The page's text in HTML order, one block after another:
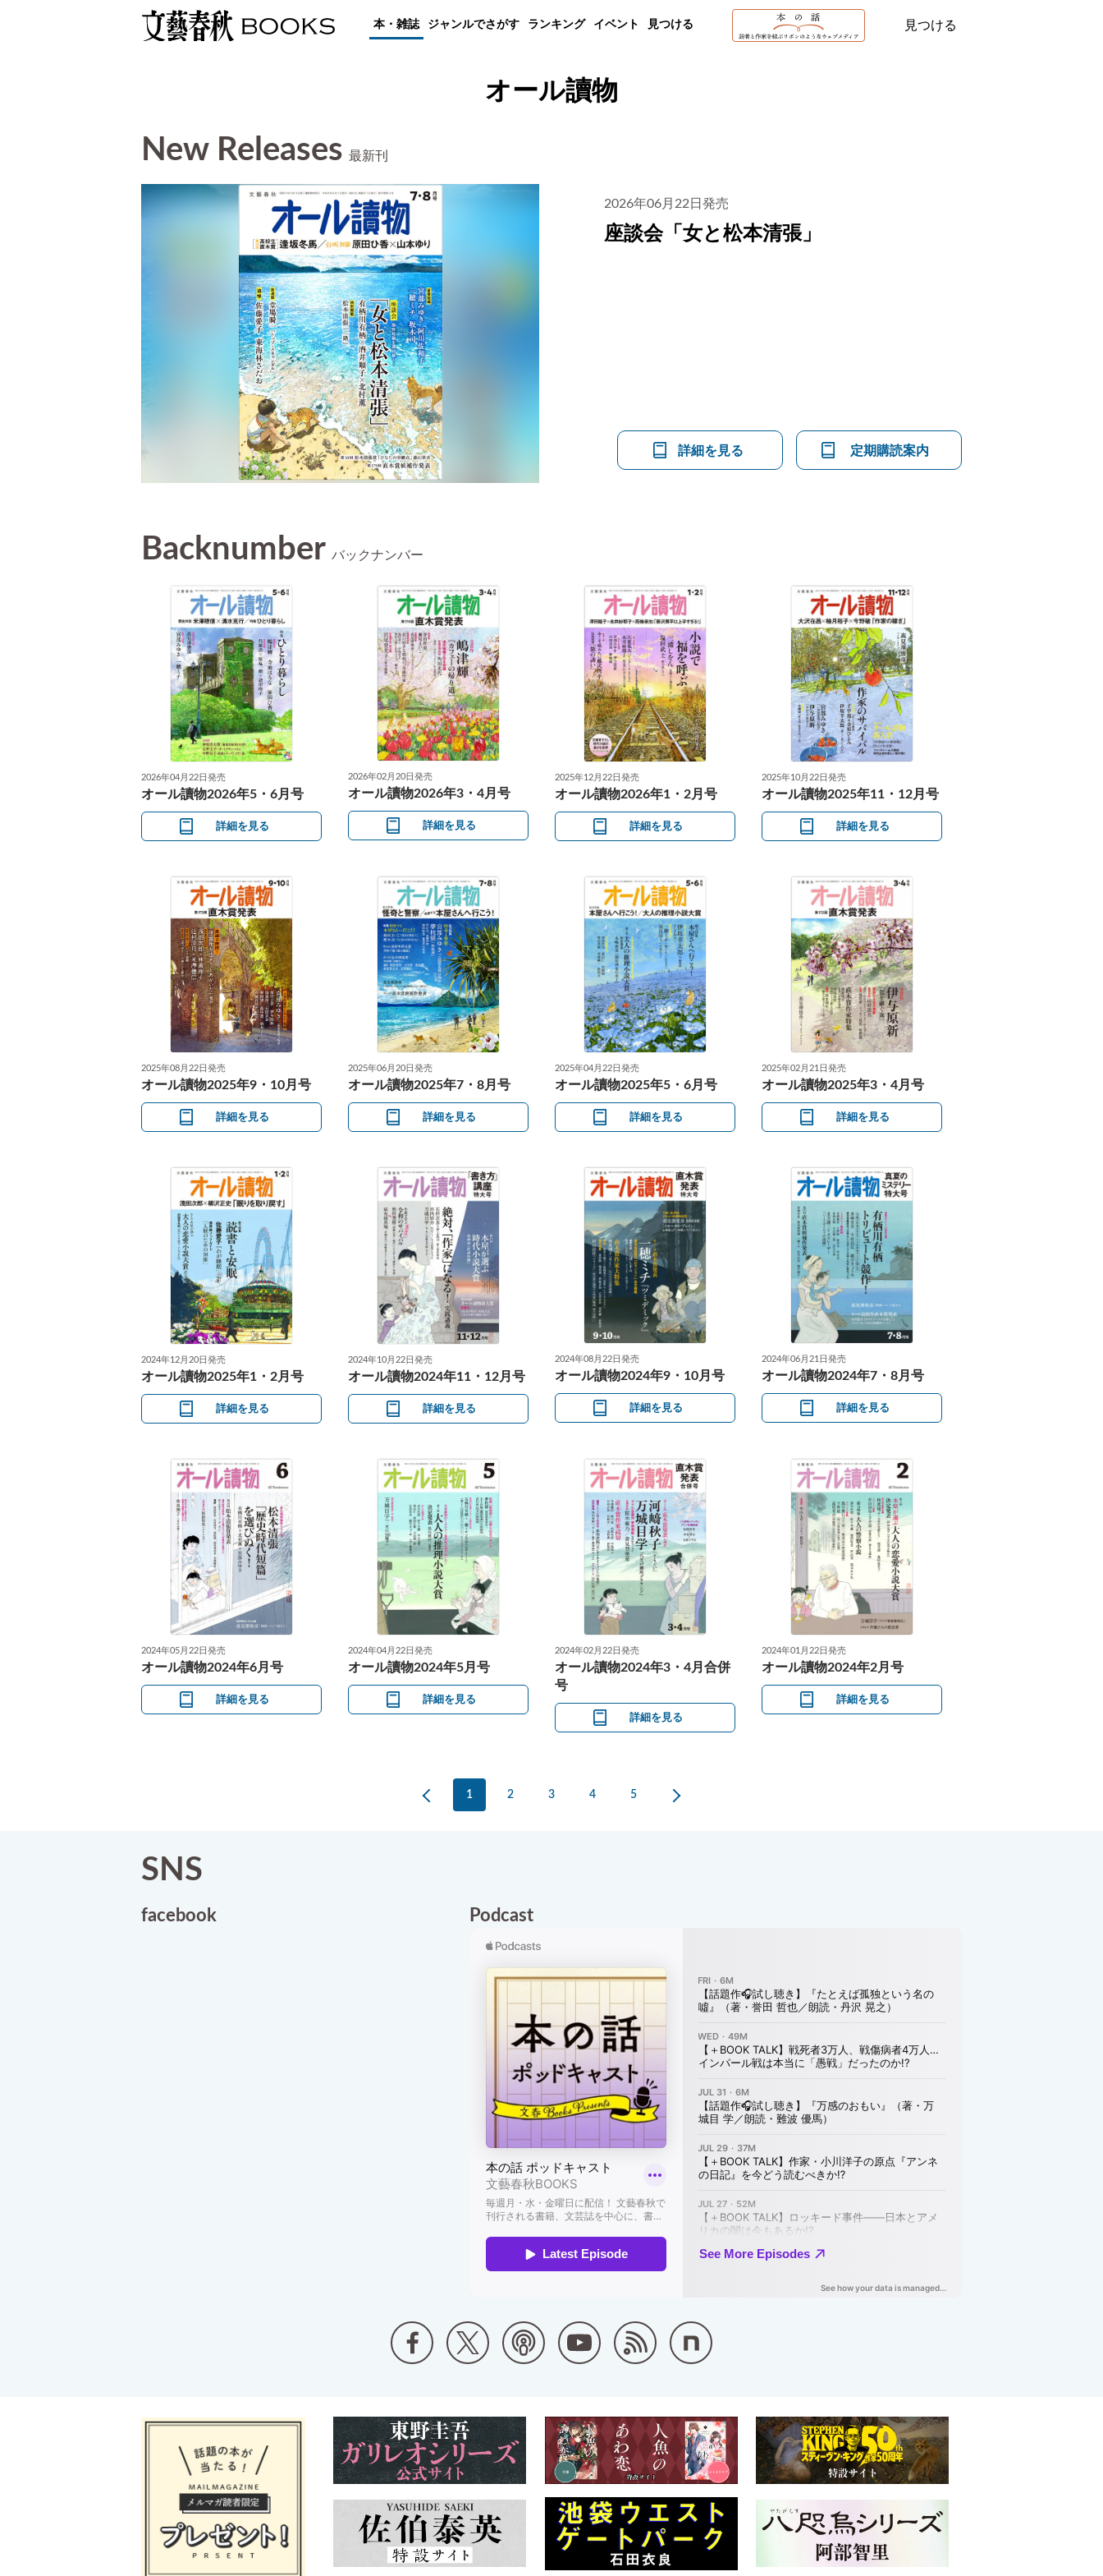
本・雑誌 ジャンルでさがす ランキング イベント 見つける 見つける
オール讀物
New Releases 最新刊
2026年06月22日発売
座談会「女と松本清張」
詳細を見る 定期購読案内
Backnumber バックナンバー
2026年04月22日発売
オール讀物2026年5・6月号
詳細を見る
2026年02月20日発売
オール讀物2026年3・4月号
詳細を見る
2025年12月22日発売
オール讀物2026年1・2月号
詳細を見る
2025年10月22日発売
オール讀物2025年11・12月号
詳細を見る
2025年08月22日発売
オール讀物2025年9・10月号
詳細を見る
2025年06月20日発売
オール讀物2025年7・8月号
詳細を見る
2025年04月22日発売
オール讀物2025年5・6月号
詳細を見る
2025年02月21日発売
オール讀物2025年3・4月号
詳細を見る
2024年12月20日発売
オール讀物2025年1・2月号
詳細を見る
2024年10月22日発売
オール讀物2024年11・12月号
詳細を見る
2024年08月22日発売
オール讀物2024年9・10月号
詳細を見る
2024年06月21日発売
オール讀物2024年7・8月号
詳細を見る
2024年05月22日発売
オール讀物2024年6月号
詳細を見る
2024年04月22日発売
オール讀物2024年5月号
詳細を見る
2024年02月22日発売
オール讀物2024年3・4月合併
号
詳細を見る
2024年01月22日発売
オール讀物2024年2月号
詳細を見る
1 2 3 4 5
SNS
facebook Podcast